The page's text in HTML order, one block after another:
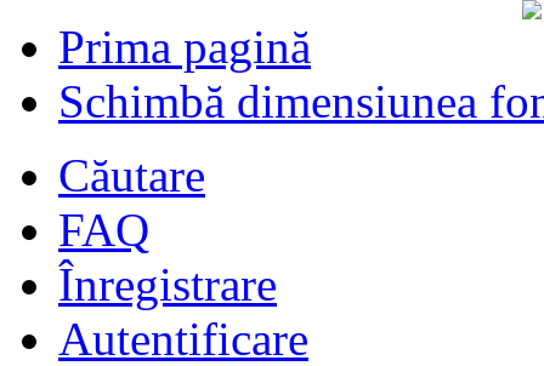
Prima pagină
Schimbă dimensiunea
Căutare
FAQ
Înregistrare
Autentificare